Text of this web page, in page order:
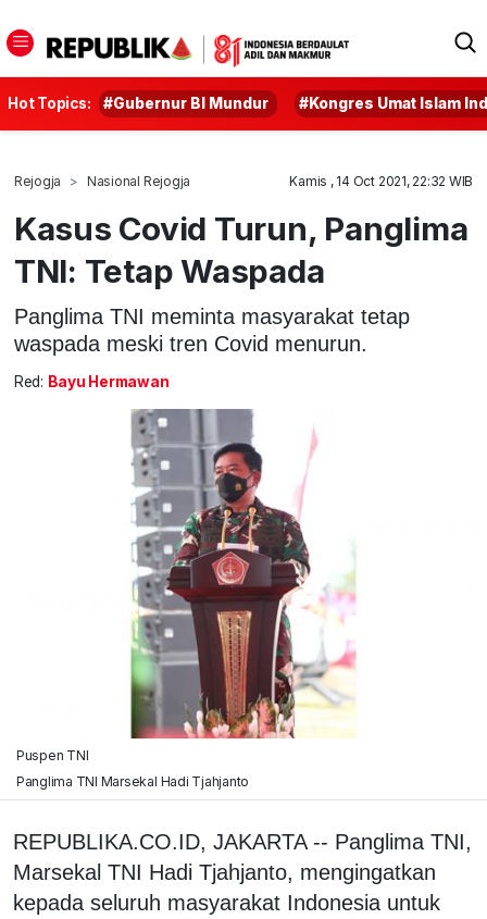
Hot Topics: #Gubernur BI Mundur #Kongres Umat Islam
Rejogja Nasional Rejogja Kamis , 14 Oct 2021, 22:32 WIB
Kasus Covid Turun, Panglima
TNI: Tetap Waspada
Panglima TNI meminta masyarakat tetap
waspada meski tren Covid menurun.
Red: Bayu Hermawan
Puspen TNI
Panglima TNI Marsekal Hadi Tjahjanto
REPUBLIKA.CO.ID, JAKARTA -- Panglima TNI,
Marsekal TNI Hadi Tjahjanto, mengingatkan
kepada seluruh masyarakat Indonesia untuk